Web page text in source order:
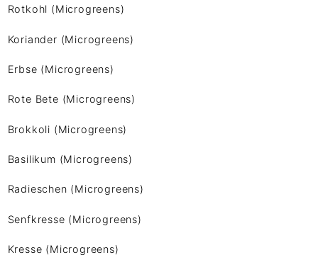
Rotkohl (Microgreens)
Koriander (Microgreens)
Erbse (Microgreens)
Rote Bete (Microgreens)
Brokkoli (Microgreens)
Basilikum (Microgreens)
Radieschen (Microgreens)
Senfkresse (Microgreens)
Kresse (Microgreens)